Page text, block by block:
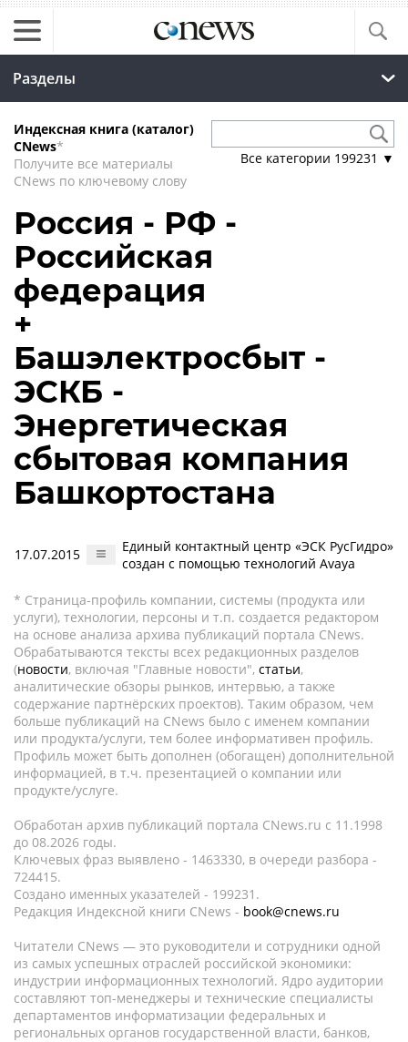
Разделы
Индексная книга (каталог)
CNews*
Получите все материалы
CNews по ключевому слову
Все категории 199231 ▼
Россия - РФ -
Российская
федерация
+
Башэлектросбыт -
ЭСКБ -
Энергетическая
сбытовая компания
Башкортостана
17.07.2015
Единый контактный центр «ЭСК РусГидро»
создан с помощью технологий Avaya
* Страница-профиль компании, системы (продукта или
услуги), технологии, персоны и т.п. создается редактором
на основе анализа архива публикаций портала CNews.
Обрабатываются тексты всех редакционных разделов
(новости, включая "Главные новости", статьи,
аналитические обзоры рынков, интервью, а также
содержание партнёрских проектов). Таким образом, чем
больше публикаций на CNews было с именем компании
или продукта/услуги, тем более информативен профиль.
Профиль может быть дополнен (обогащен) дополнительной
информацией, в т.ч. презентацией о компании или
продукте/услуге.
Обработан архив публикаций портала CNews.ru c 11.1998
до 08.2026 годы.
Ключевых фраз выявлено - 1463330, в очереди разбора -
724415.
Создано именных указателей - 199231.
Редакция Индексной книги CNews - book@cnews.ru
Читатели CNews — это руководители и сотрудники одной
из самых успешных отраслей российской экономики:
индустрии информационных технологий. Ядро аудитории
составляют топ-менеджеры и технические специалисты
департаментов информатизации федеральных и
региональных органов государственной власти, банков,